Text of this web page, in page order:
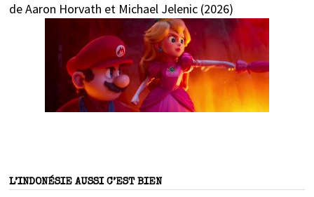
de Aaron Horvath et Michael Jelenic (2026)
L’INDONÉSIE AUSSI C’EST BIEN